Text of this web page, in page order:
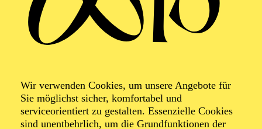
Wir verwenden Cookies, um unsere Angebote für
Sie möglichst sicher, komfortabel und
serviceorientiert zu gestalten. Essenzielle Cookies
sind unentbehrlich, um die Grundfunktionen der
Foto: Benne Ochs